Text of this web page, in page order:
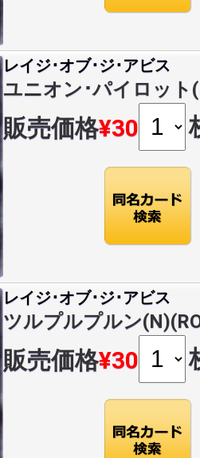
レイジ･オブ･ジ･アビス
ユニオン･パイロット
販売価格¥30
レイジ･オブ･ジ･アビス
ツルプルプルン
販売価格¥30